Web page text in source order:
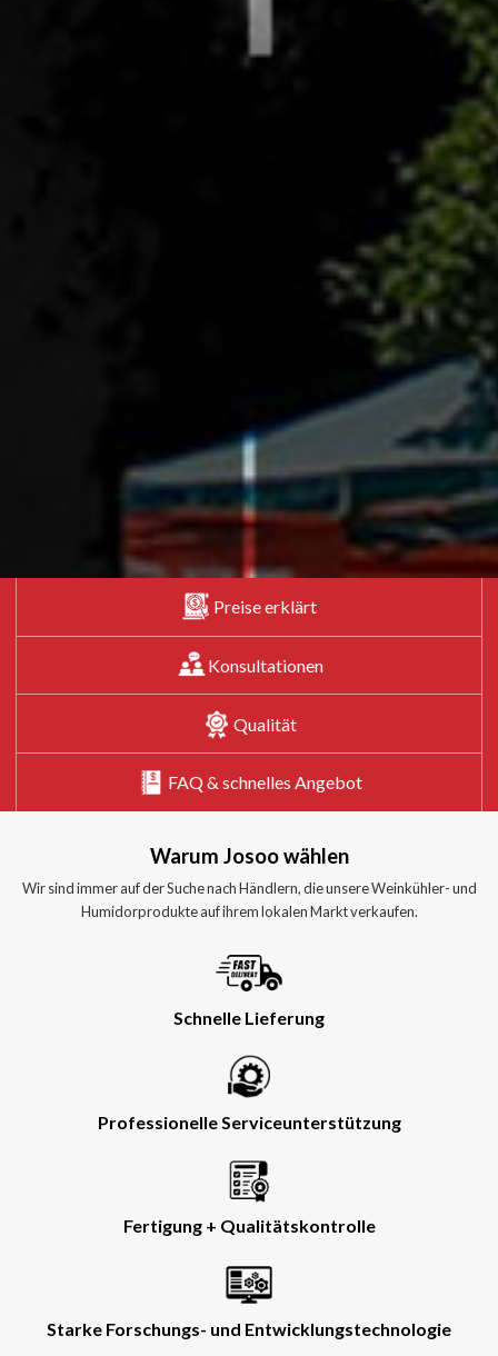
Preise erklärt
Konsultationen
Qualität
FAQ & schnelles Angebot
Warum Josoo wählen
Wir sind immer auf der Suche nach Händlern, die unsere Weinkühler- und
Humidorprodukte auf ihrem lokalen Markt verkaufen.
Schnelle Lieferung
Professionelle Serviceunterstützung
Fertigung + Qualitätskontrolle
Starke Forschungs- und Entwicklungstechnologie